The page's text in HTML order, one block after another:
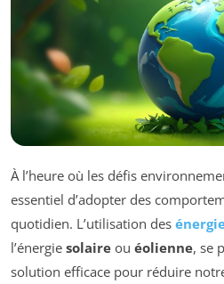
À l’heure où les défis
essentiel d’adopter des
quotidien. L’utilisation des
l’énergie solaire ou éolienne, se
solution efficace pour réduire